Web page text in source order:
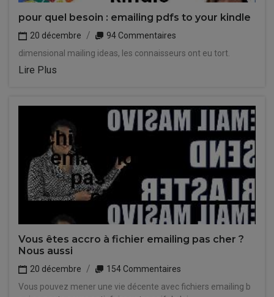
pour quel besoin : emailing pdfs to your kindle
20 décembre
94 Commentaires
dimensional mailing ideas, les connaisseurs ont eu tort.
Lire Plus
Vous êtes accro à fichier emailing pas cher ?
Nous aussi
20 décembre
154 Commentaires
Vous pouvez mener une vie décente avec fichiers emailing b